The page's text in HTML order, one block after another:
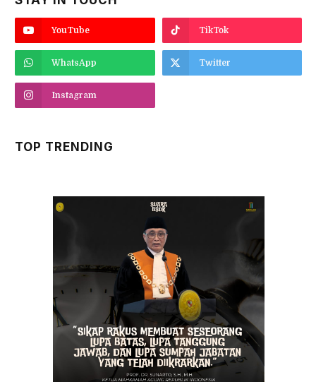
Ketika Kode Etik Diuji: Hakim dan Taruhan
Integritas dalam Perkara Lingkungan Hidup
8 August 2026 • 09:26 WIB
STAY IN TOUCH
Instagram